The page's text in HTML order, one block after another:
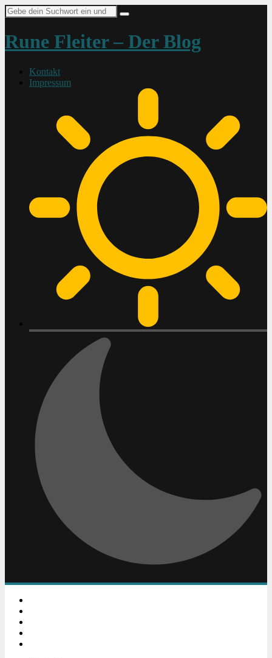
Suche
nach:
Rune Fleiter – Der Blog
Kontakt
Impressum